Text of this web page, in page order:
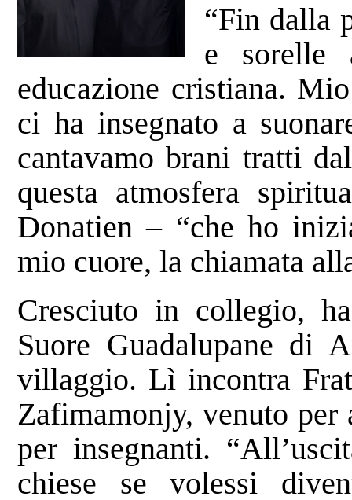
“Fin dalla
e sorelle
educazione cristiana.
ci ha insegnato a
cantavamo brani tratti
questa atmosfera
Donatien – “che ho
mio cuore, la chiamata
Cresciuto in collegio,
Suore Guadalupane di
villaggio. Lì incontra
Zafimamonjy, venuto
per insegnanti.
chiese se volessi